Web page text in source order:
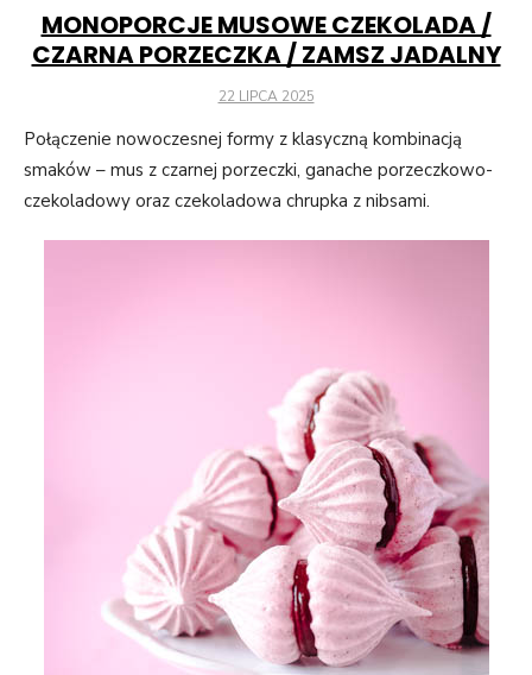
MONOPORCJE MUSOWE CZEKOLADA /
CZARNA PORZECZKA / ZAMSZ JADALNY
POSTED
22 LIPCA 2025
Połączenie nowoczesnej formy z klasyczną kombinacją
smaków – mus z czarnej porzeczki, ganache porzeczkowo-
czekoladowy oraz czekoladowa chrupka z nibsami.
zachowania
podczas
odwiedzania naszej
szansę na
zobaczenie
spersonalizowanych
treści i ofert.